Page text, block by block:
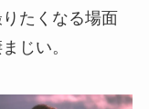
たくなる場面
じい。